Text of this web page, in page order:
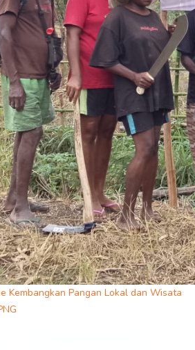
Kembangkan Pangan Lokal dan Wisata